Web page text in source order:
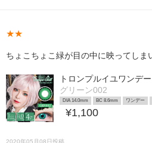
★★
ちょこちょこ緑が目の中に映ってしま
トロンプルイユワンデー
グリーン002
DIA 14.0mm BC 8.6mm ワンデー
¥1,100
2020年05月08日投稿